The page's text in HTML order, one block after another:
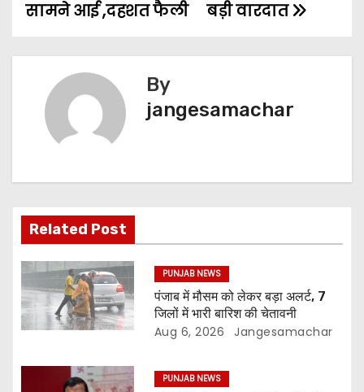
बड़ी वारदात
सामने आई ,दहशत फैली
By
jangesamachar
Related Post
PUNJAB NEWS
पंजाब में मौसम को लेकर बड़ा अलर्ट, 7
जिलों में भारी बारिश की चेतावनी
Aug 6, 2026 Jangesamachar
PUNJAB NEWS